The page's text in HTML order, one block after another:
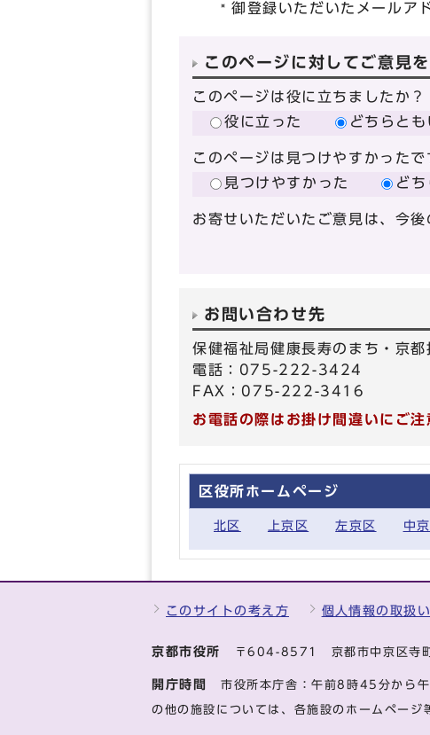
御登録いただいたメールア
このページに対してご意見
このページは役に立ちましたか？
役に立った
どちらとも
このページは見つけやすかったで
見つけやすかった
ど
お寄せいただいたご意見は、今
お問い合わせ先
保健福祉局健康長寿のまち・京
電話：075-222-3424
FAX：075-222-3416
お電話の際はお掛け間違いにご注
区役所ホームページ
北区 上京区 左京区 中
このサイトの考え方 個人情報の取扱い
京都市役所 〒604-8571 京都市中京区寺
開庁時間 市役所本庁舎：午前8時45分から
の他の施設については、各施設のホームページ